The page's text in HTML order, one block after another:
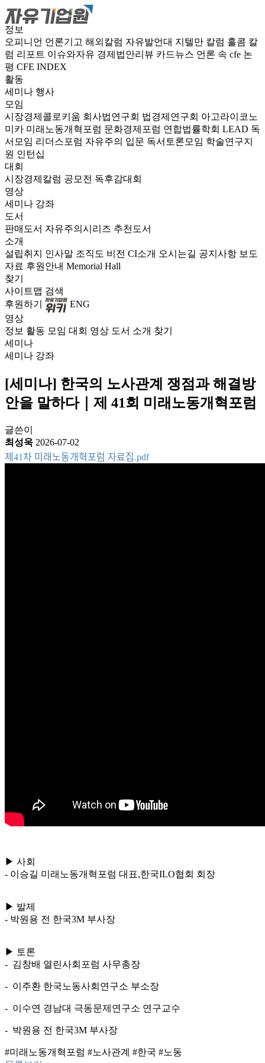
정보
오피니언 언론기고 해외칼럼 자유발언대 지텔만 칼럼 홀콤 칼
럼 리포트 이슈와자유 경제법안리뷰 카드뉴스 언론 속 cfe 논
평 CFE INDEX
활동
세미나 행사
모임
시장경제콜로키움 회사법연구회 법경제연구회 아고라이코노
미카 미래노동개혁포럼 문화경제포럼 연합법률학회 LEAD 독
서모임 리더스포럼 자유주의 입문 독서토론모임 학술연구지
원 인턴십
대회
시장경제칼럼 공모전 독후감대회
영상
세미나 강좌
도서
판매도서 자유주의시리즈 추천도서
소개
설립취지 인사말 조직도 비전 CI소개 오시는길 공지사항 보도
자료 후원안내 Memorial Hall
찾기
사이트맵 검색
후원하기
ENG
영상
정보 활동 모임 대회 영상 도서 소개 찾기
세미나
세미나 강좌
[세미나] 한국의 노사관계 쟁점과 해결방
안을 말하다｜제 41회 미래노동개혁포럼
글쓴이
최성욱 2026-07-02
제41차 미래노동개혁포럼 자료집.pdf
▶ 사회
- 이승길 미래노동개혁포럼 대표,한국ILO협회 회장
▶ 발제
- 박원용 전 한국3M 부사장
▶ 토론
- 김창배 열린사회포럼 사무총장
- 이주환 한국노동사회연구소 부소장
- 이수연 경남대 극동문제연구소 연구교수
- 박원용 전 한국3M 부사장
#미래노동개혁포럼 #노사관계 #한국 #노동